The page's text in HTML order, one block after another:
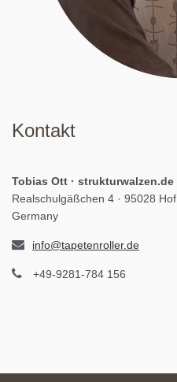
Kontakt
Tobias Ott · strukturwalzen.de
Realschulgäßchen 4 · 95028 Hof
Germany
info@tapetenroller.de
+49-9281-784 156